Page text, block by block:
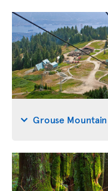
Grouse Mountain